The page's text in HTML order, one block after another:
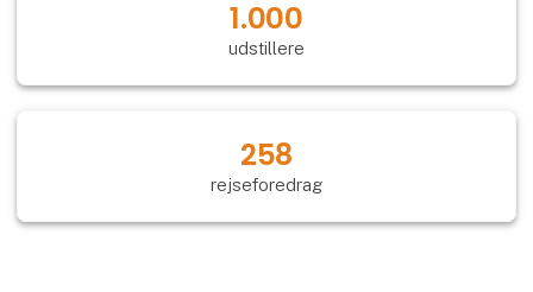
1.000
udstillere
258
rejseforedrag